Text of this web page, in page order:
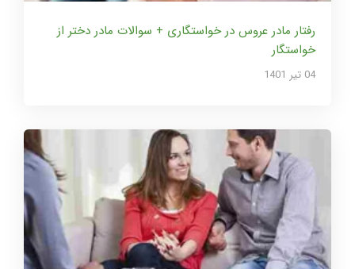
رفتار مادر عروس در خواستگاری + سوالات مادر دختر از
خواستگار
04 تير 1401